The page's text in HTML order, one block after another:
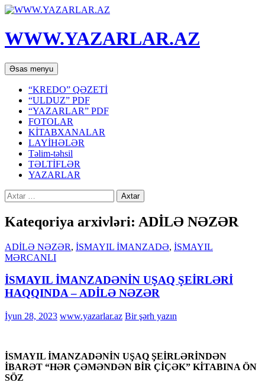
WWW.YAZARLAR.AZ
Axtar
Əsas menyu Mühtəviyyata
keç
“KREDO” QƏZETİ
“ULDUZ” PDF
“YAZARLAR” PDF
FOTOLAR
KİTABXANALAR
LAYİHƏLƏR
Təlim-təhsil
TƏLTİFLƏR
YAZARLAR
Axtarış:
Kateqoriya arxivləri: ADİLƏ NƏZƏR
ADİLƏ NƏZƏR, İSMAYIL İMANZADƏ, İSMAYIL
MƏRCANLI
İSMAYIL İMANZADƏNİN UŞAQ ŞEİRLƏRİ
HAQQINDA – ADİLƏ NƏZƏR
İyun 28, 2023 www.yazarlar.az Bir şərh yazın
İSMAYIL İMANZADƏNİN UŞAQ ŞEİRLƏRİNDƏN
İBARƏT “HƏR ÇƏMƏNDƏN BİR ÇİÇƏK” KİTABINA ÖN
SÖZ